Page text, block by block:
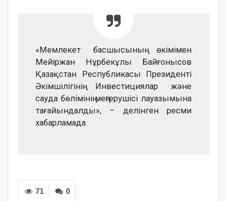
«Мемлекет басшысының өкімімен
Мейіржан Нұрбекұлы Байғонысов
Қазақстан Республикасы Президенті
Әкімшілігінің Инвестициялар және
сауда бөлімінің меңгерушісі лауазымына
тағайындалды», – делінген ресми
хабарламада.
0
71